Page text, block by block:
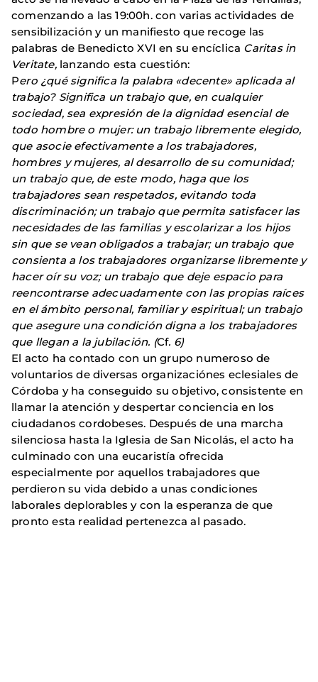
comenzando a las 19:00h. con varias actividades de
sensibilización y un manifiesto que recoge las
palabras de Benedicto XVI en su encíclica Caritas in
Veritate, lanzando esta cuestión:
Pero ¿qué significa la palabra «decente» aplicada al
trabajo? Significa un trabajo que, en cualquier
sociedad, sea expresión de la dignidad esencial de
todo hombre o mujer: un trabajo libremente elegido,
que asocie efectivamente a los trabajadores,
hombres y mujeres, al desarrollo de su comunidad;
un trabajo que, de este modo, haga que los
trabajadores sean respetados, evitando toda
discriminación; un trabajo que permita satisfacer las
necesidades de las familias y escolarizar a los hijos
sin que se vean obligados a trabajar; un trabajo que
consienta a los trabajadores organizarse libremente y
hacer oír su voz; un trabajo que deje espacio para
reencontrarse adecuadamente con las propias raíces
en el ámbito personal, familiar y espiritual; un trabajo
que asegure una condición digna a los trabajadores
que llegan a la jubilación. (Cf. 6)
El acto ha contado con un grupo numeroso de
voluntarios de diversas organizaciónes eclesiales de
Córdoba y ha conseguido su objetivo, consistente en
llamar la atención y despertar conciencia en los
ciudadanos cordobeses. Después de una marcha
silenciosa hasta la Iglesia de San Nicolás, el acto ha
culminado con una eucaristía ofrecida
especialmente por aquellos trabajadores que
perdieron su vida debido a unas condiciones
laborales deplorables y con la esperanza de que
pronto esta realidad pertenezca al pasado.